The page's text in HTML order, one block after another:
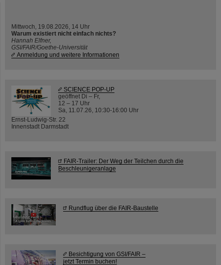
Mittwoch, 19.08.2026, 14 Uhr
Warum existiert nicht einfach nichts?
Hannah Elfner,
GSI/FAIR/Goethe-Universität
Anmeldung und weitere Informationen
SCIENCE POP-UP
geöffnet Di – Fr,
12 – 17 Uhr
Sa, 11.07.26, 10:30-16:00 Uhr
Ernst-Ludwig-Str. 22
Innenstadt Darmstadt
FAIR-Trailer: Der Weg der Teilchen durch die
Beschleunigeranlage
Rundflug über die FAIR-Baustelle
Besichtigung von GSI/FAIR –
jetzt Termin buchen!